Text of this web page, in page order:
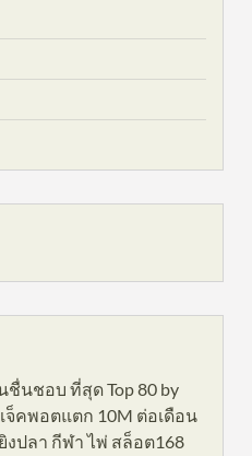
ชื่นชอบ ที่สุด Top 80 by
จ็คพอตแตก 10M ต่อเดือน
ปลา กีฬา ไพ่ สล็อต168